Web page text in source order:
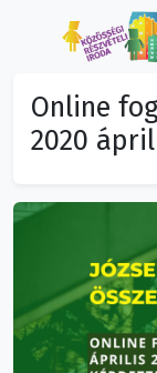
Online
2020